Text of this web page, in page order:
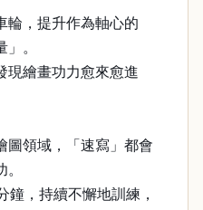
輪，提升作為軸心的
。
現繪畫功力愈來愈進
圖領域，「速寫」都會
鐘，持續不懈地訓練，